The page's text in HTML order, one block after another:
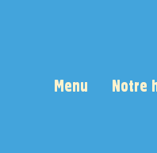
Menu Notre